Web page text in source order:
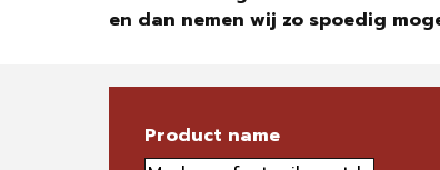
en dan nemen wij zo spoedig
Product name